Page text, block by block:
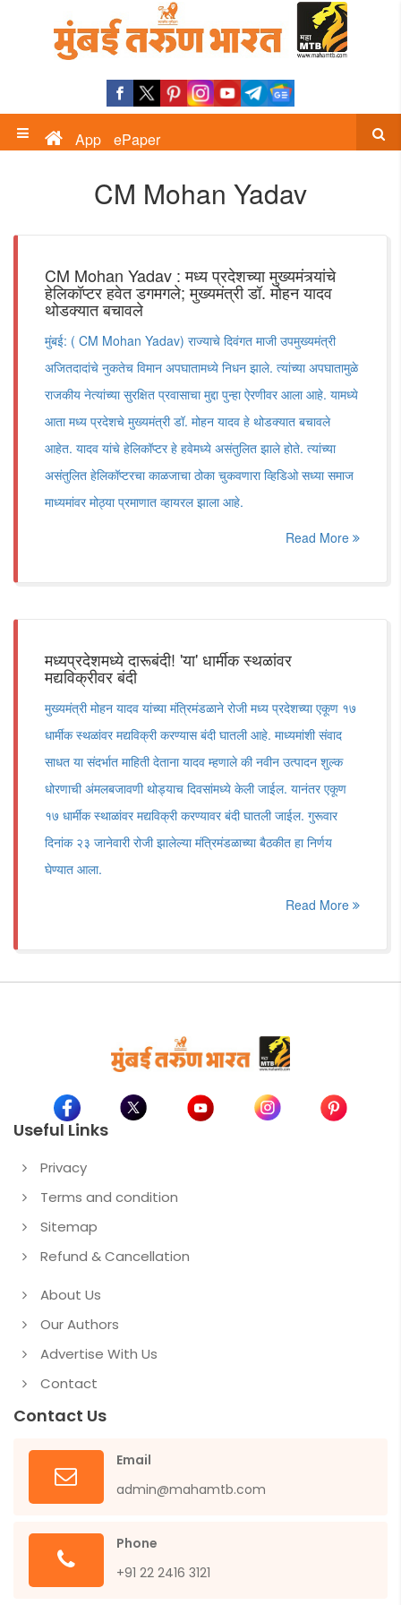
App ePaper
CM Mohan Yadav
CM Mohan Yadav : मध्य प्रदेशच्या मुख्यमंत्र्यांचे
हेलिकॉप्टर हवेत डगमगले; मुख्यमंत्री डॉ. मोहन यादव
थोडक्यात बचावले
मुंबई: ( CM Mohan Yadav) राज्याचे दिवंगत माजी उपमुख्यमंत्री
अजितदादांचे नुकतेच विमान अपघातामध्ये निधन झाले. त्यांच्या अपघातामुळे
राजकीय नेत्यांच्या सुरक्षित प्रवासाचा मुद्दा पुन्हा ऐरणीवर आला आहे. यामध्ये
आता मध्य प्रदेशचे मुख्यमंत्री डॉ. मोहन यादव हे थोडक्यात बचावले
आहेत. यादव यांचे हेलिकॉप्टर हे हवेमध्ये असंतुलित झाले होते. त्यांच्या
असंतुलित हेलिकॉप्टरचा काळजाचा ठोका चुकवणारा व्हिडिओ सध्या समाज
माध्यमांवर मोठ्या प्रमाणात व्हायरल झाला आहे.
Read More
मध्यप्रदेशमध्ये दारूबंदी! 'या' धार्मीक स्थळांवर
मद्यविक्रीवर बंदी
मुख्यमंत्री मोहन यादव यांच्या मंत्रिमंडळाने रोजी मध्य प्रदेशच्या एकूण १७
धार्मीक स्थळांवर मद्यविक्री करण्यास बंदी घातली आहे. माध्यमांशी संवाद
साधत या संदर्भात माहिती देताना यादव म्हणाले की नवीन उत्पादन शुल्क
धोरणाची अंमलबजावणी थोड्याच दिवसांमध्ये केली जाईल. यानंतर एकूण
१७ धार्मीक स्थाळांवर मद्यविक्री करण्यावर बंदी घातली जाईल. गुरूवार
दिनांक २३ जानेवारी रोजी झालेल्या मंत्रिमंडळाच्या बैठकीत हा निर्णय
घेण्यात आला.
Read More
Useful Links
Privacy
Terms and condition
Sitemap
Refund & Cancellation
About Us
Our Authors
Advertise With Us
Contact
Contact Us
Email
admin@mahamtb.com
Phone
+91 22 2416 3121